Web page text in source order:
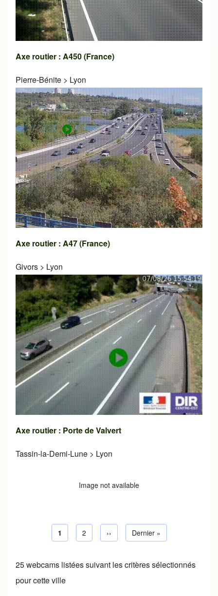
Axe routier : A450 (France)
Pierre-Bénite > Lyon
Axe routier : A47 (France)
Givors > Lyon
Axe routier : Porte de Valvert
Tassin-la-Demi-Lune > Lyon
Image not available
Pagination
Page courante
1 Page default
2 Next page
›› Dernière page
Dernier »
25 webcams listées suivant les critères sélectionnés
pour cette ville